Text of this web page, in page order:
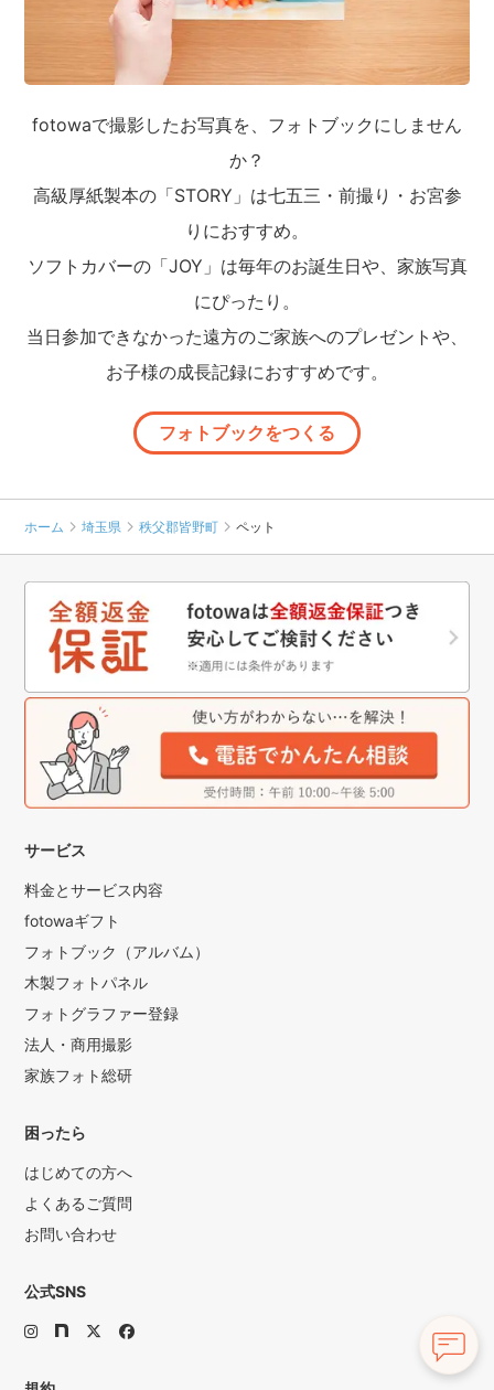
fotowaで撮影したお写真を、フォトブックにしません
か？
高級厚紙製本の「STORY」は七五三・前撮り・お宮参
りにおすすめ。
ソフトカバーの「JOY」は毎年のお誕生日や、家族写真
にぴったり。
当日参加できなかった遠方のご家族へのプレゼントや、
お子様の成長記録におすすめです。
フォトブックをつくる
ホーム 埼玉県 秩父郡皆野町 ペット
サービス
料金とサービス内容
fotowaギフト
フォトブック（アルバム）
木製フォトパネル
フォトグラファー登録
法人・商用撮影
家族フォト総研
困ったら
はじめての方へ
よくあるご質問
お問い合わせ
公式SNS